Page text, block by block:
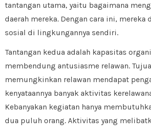
tantangan utama, yaitu bagaimana
daerah mereka. Dengan cara ini,
sosial di lingkungannya sendiri.
Tantangan kedua adalah kapasitas
membendung antusiasme relawan.
memungkinkan relawan mendapat
kenyataannya banyak aktivitas
Kebanyakan kegiatan hanya
dua puluh orang. Aktivitas yang